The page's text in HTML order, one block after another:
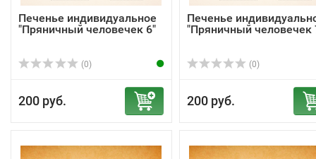
Печенье индивидуальное
"Пряничный человечек 6"
(0)
200 руб.
Печенье
"Пряничный человечек
(0)
200 руб.